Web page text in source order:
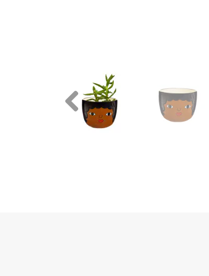
Previous